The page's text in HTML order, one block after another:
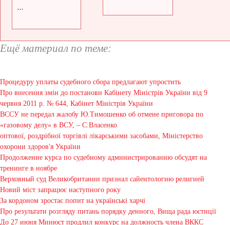
...
Ещё материал по теме:
Процедуру уплаты судебного сбора предлагают упростить
Про внесення змін до постанови Кабінету Міністрів України від 9
червня 2011 р. № 644, Кабінет Міністрів України
ВССУ не передал жалобу Ю.Тимошенко об отмене приговора по
«газовому делу» в ВСУ, – С.Власенко
оптової, роздрібної торгівлі лікарськими засобами, Міністерство
охорони здоров'я України
Продолжение курса по судебному администрированию обсудят на
тренинге в ноябре
Верховный суд Великобритании признал сайентологию религией
Новий міст запрацює наступного року
За кордоном зростає попит на українські харчі
Про результати розгляду питань порядку денного, Вища рада юстиції
До 27 июня Минюст продлил конкурс на должность члена ВККС